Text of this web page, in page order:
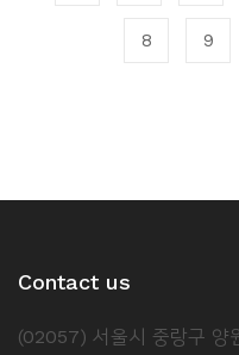
8 9
Contact us
(02057) 서울시 중랑구 양